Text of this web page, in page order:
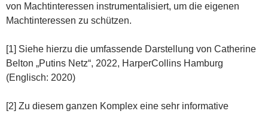
von Machtinteressen instrumentalisiert, um die eigenen
Machtinteressen zu schützen.
[1] Siehe hierzu die umfassende Darstellung von Catherine
Belton „Putins Netz“, 2022, HarperCollins Hamburg
(Englisch: 2020)
[2] Zu diesem ganzen Komplex eine sehr informative